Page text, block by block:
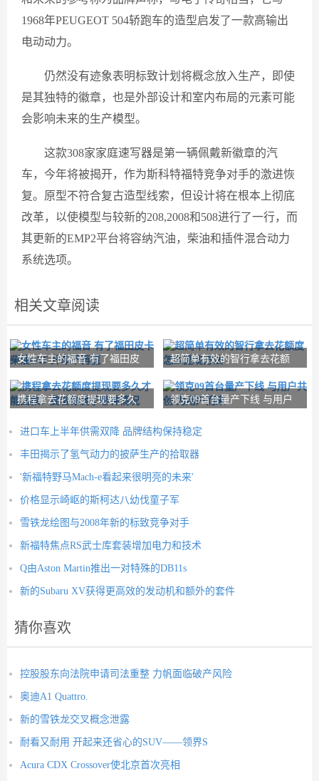
1968年PEUGEOT 504轿跑车的造型启发了一款高输出
电动动力。
仍然没有迹象表明标致计划将概念放入生产，即使
是其独特的徽章，也是外部设计和室内布局的元素可能
会影响未来的生产模型。
这款308家家庭速写器是第一辆佩戴新徽章的汽
车，今年将被揭开，作为斯科特福特竞争对手的激进恢
复。原型不符合复古造型线索，但设计将在根本上彻底
改革，以使模型与较新的208,2008和508进行了一行，而
其更新的EMP2平台将容纳汽油，柴油和插件混合动力
系统选项。
相关文章阅读
女性车主的福音 有了福田皮
超简单有效的智行拿去花额
携程拿去花额度提现要多久
领克09首台量产下线 与用户
进口车上半年供需双降 品牌结构保持稳定
丰田揭示了氢气动力的披萨生产的拾取器
'新福特野马Mach-e看起来很明亮的未来'
价格显示崎岖的斯柯达八幼伐童子军
雪铁龙绘图与2008年新的标致竞争对手
新福特焦点RS武士库套装增加电力和技术
Q由Aston Martin推出一对特殊的DB11s
新的Subaru XV获得更高效的发动机和额外的套件
猜你喜欢
控股股东向法院申请司法重整 力帆面临破产风险
奥迪A1 Quattro.
新的雪铁龙交叉概念泄露
耐看又耐用 开起来还省心的SUV——领界S
Acura CDX Crossover使北京首次亮相